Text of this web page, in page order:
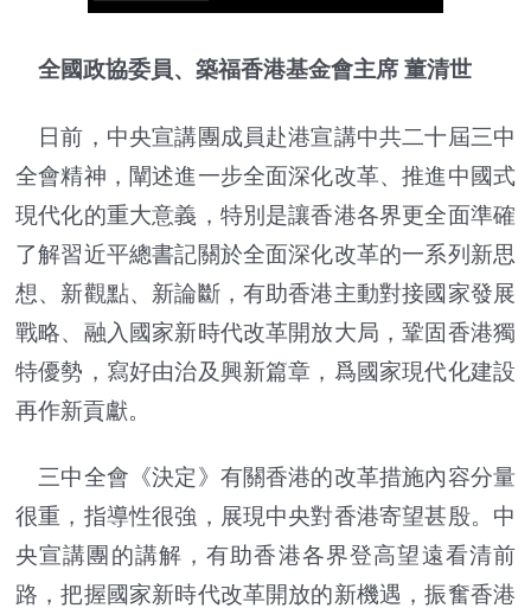
全國政協委員、築福香港基金會主席 董清世
日前，中央宣講團成員赴港宣講中共二十屆三中
全會精神，闡述進一步全面深化改革、推進中國式
現代化的重大意義，特別是讓香港各界更全面準確
了解習近平總書記關於全面深化改革的一系列新思
想、新觀點、新論斷，有助香港主動對接國家發展
戰略、融入國家新時代改革開放大局，鞏固香港獨
特優勢，寫好由治及興新篇章，爲國家現代化建設
再作新貢獻。
三中全會《決定》有關香港的改革措施內容分量
很重，指導性很強，展現中央對香港寄望甚殷。中
央宣講團的講解，有助香港各界登高望遠看清前
路，把握國家新時代改革開放的新機遇，振奮香港